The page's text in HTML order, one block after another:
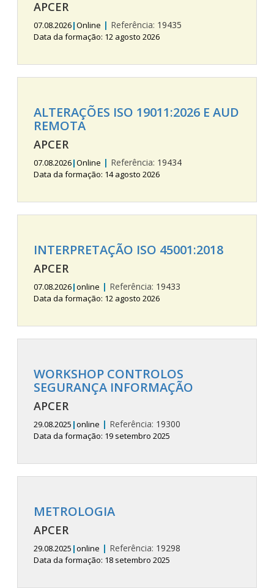
APCER
07.08.2026|Online | Referência: 19435
Data da formação: 12 agosto 2026
ALTERAÇÕES ISO 19011:2026 E AUD
REMOTA
APCER
07.08.2026|Online | Referência: 19434
Data da formação: 14 agosto 2026
INTERPRETAÇÃO ISO 45001:2018
APCER
07.08.2026|online | Referência: 19433
Data da formação: 12 agosto 2026
WORKSHOP CONTROLOS
SEGURANÇA INFORMAÇÃO
APCER
29.08.2025 |online | Referência: 19300
Data da formação: 19 setembro 2025
METROLOGIA
APCER
29.08.2025 |online | Referência: 19298
Data da formação: 18 setembro 2025